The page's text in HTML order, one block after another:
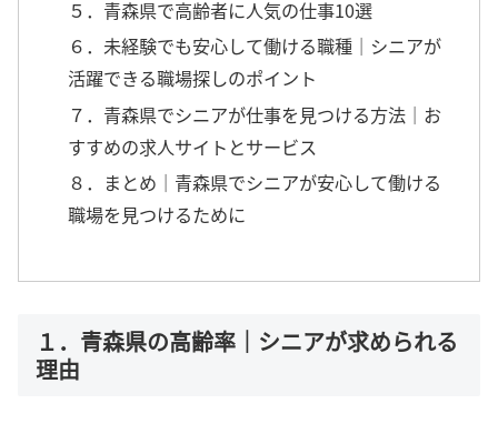
５．青森県で高齢者に人気の仕事10選
６．未経験でも安心して働ける職種｜シニアが
活躍できる職場探しのポイント
７．青森県でシニアが仕事を見つける方法｜お
すすめの求人サイトとサービス
８．まとめ｜青森県でシニアが安心して働ける
職場を見つけるために
１．青森県の高齢率｜シニアが求められる
理由